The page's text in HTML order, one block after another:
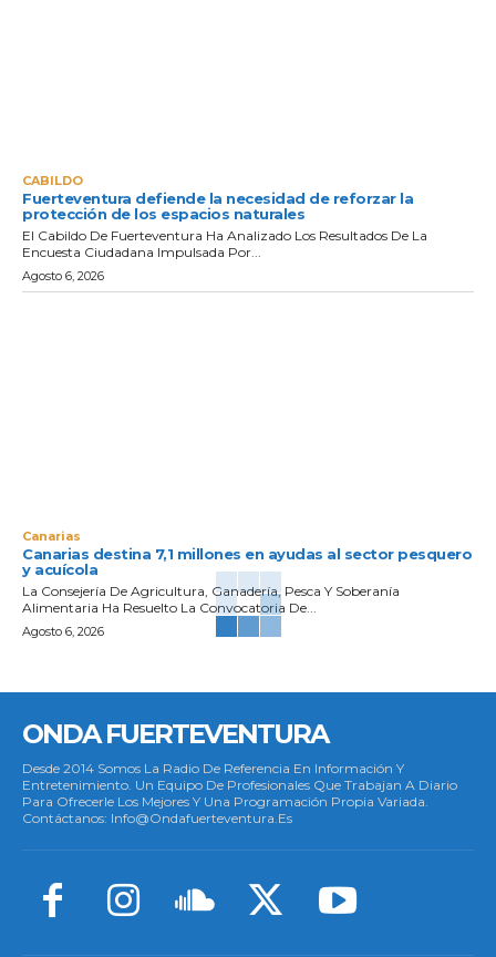
CABILDO
Fuerteventura defiende la necesidad de reforzar la
protección de los espacios naturales
El Cabildo De Fuerteventura Ha Analizado Los Resultados De La
Encuesta Ciudadana Impulsada Por...
Agosto 6, 2026
Canarias
Canarias destina 7,1 millones en ayudas al sector pesquero
y acuícola
La Consejería De Agricultura, Ganadería, Pesca Y Soberanía
Alimentaria Ha Resuelto La Convocatoria De...
Agosto 6, 2026
ONDA FUERTEVENTURA
Desde 2014 Somos La Radio De Referencia En Información Y
Entretenimiento. Un Equipo De Profesionales Que Trabajan A Diario
Para Ofrecerle Los Mejores Y Una Programación Propia Variada.
Contáctanos: Info@ondafuerteventura.es